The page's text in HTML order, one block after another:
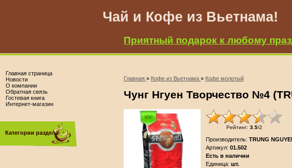
Чай и Кофе из Вьетнама!
Приятный подарок к любому
Главная страница
Новости
О компании
Обратная связь
Гостевая книга
Интернет-магазин
Категории раздела
Главная » Кофе из Вьетнама » Кофе молотый
Чунг Нгуен Творчество №4
Рейтинг: 3.5/2
Производитель: TRUNG
Артикул: 01.502
Есть в наличии
Единица: шт.